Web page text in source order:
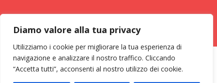
Diamo valore alla tua privacy
Utilizziamo i cookie per migliorare la tua esperienza di
navigazione e analizzare il nostro traffico. Cliccando
“Accetta tutti”, acconsenti al nostro utilizzo dei cookie.